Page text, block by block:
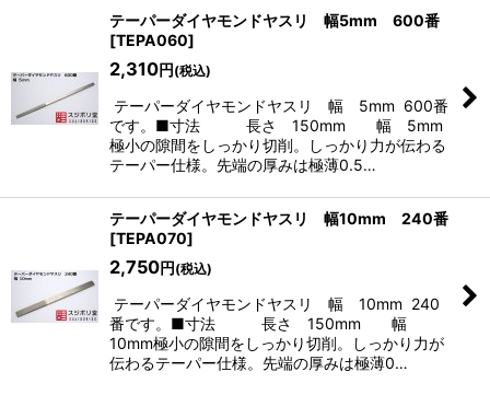
テーパーダイヤモンドヤスリ 幅5mm 600番
[TEPA060]
2,310円 (税込)
テーパーダイヤモンドヤスリ 幅 5mm 600番
です。■寸法 長さ 150mm 幅 5mm
極小の隙間をしっかり切削。しっかり力が伝わる
テーパー仕様。先端の厚みは極薄0.5…
テーパーダイヤモンドヤスリ 幅10mm 240番
[TEPA070]
2,750円 (税込)
テーパーダイヤモンドヤスリ 幅 10mm 240
番です。■寸法 長さ 150mm 幅
10mm極小の隙間をしっかり切削。しっかり力が
伝わるテーパー仕様。先端の厚みは極薄0…